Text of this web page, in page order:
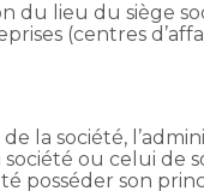
lieu du siège
(centres
la société,
ou celui de
posséder son